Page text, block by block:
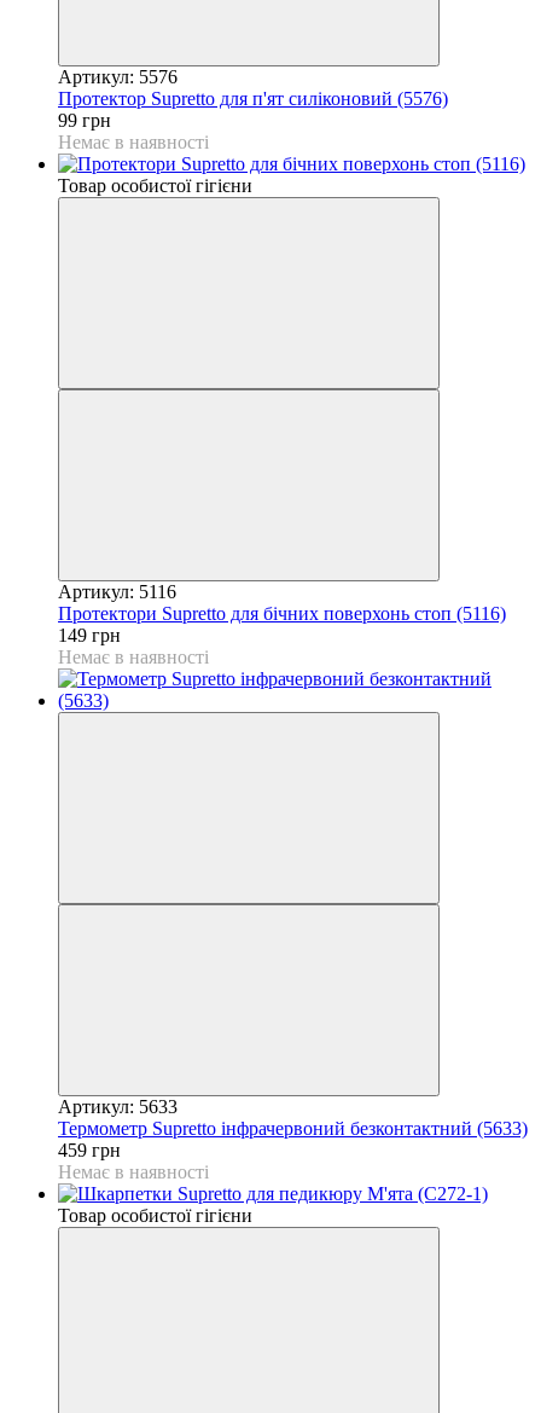
Артикул: 5576
Протектор Supretto для п'ят силіконовий (5576)
99 грн
Немає в наявності
Товар особистої гігієни
Артикул: 5116
Протектори Supretto для бічних поверхонь стоп (5116)
149 грн
Немає в наявності
Артикул: 5633
Термометр Supretto інфрачервоний безконтактний (5633)
459 грн
Немає в наявності
Товар особистої гігієни